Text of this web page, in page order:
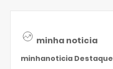
minha noticia
minhanoticia Destaque